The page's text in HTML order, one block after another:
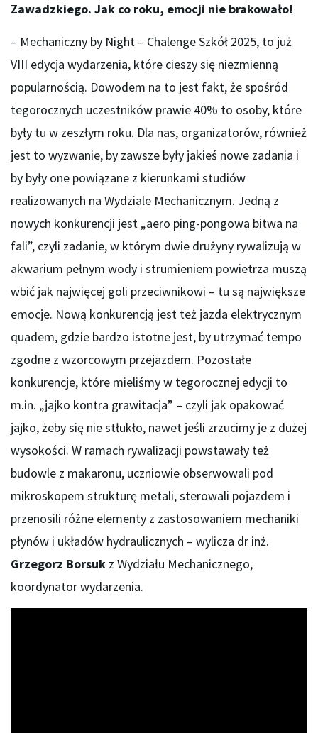
Zawadzkiego. Jak co roku, emocji nie brakowało!
– Mechaniczny by Night – Chalenge Szkół 2025, to już
VIII edycja wydarzenia, które cieszy się niezmienną
popularnością. Dowodem na to jest fakt, że spośród
tegorocznych uczestników prawie 40% to osoby, które
były tu w zeszłym roku. Dla nas, organizatorów, również
jest to wyzwanie, by zawsze były jakieś nowe zadania i
by były one powiązane z kierunkami studiów
realizowanych na Wydziale Mechanicznym. Jedną z
nowych konkurencji jest „aero ping-pongowa bitwa na
fali”, czyli zadanie, w którym dwie drużyny rywalizują w
akwarium pełnym wody i strumieniem powietrza muszą
wbić jak najwięcej goli przeciwnikowi – tu są największe
emocje. Nową konkurencją jest też jazda elektrycznym
quadem, gdzie bardzo istotne jest, by utrzymać tempo
zgodne z wzorcowym przejazdem. Pozostałe
konkurencje, które mieliśmy w tegorocznej edycji to
m.in. „jajko kontra grawitacja” – czyli jak opakować
jajko, żeby się nie stłukło, nawet jeśli zrzucimy je z dużej
wysokości. W ramach rywalizacji powstawały też
budowle z makaronu, uczniowie obserwowali pod
mikroskopem strukturę metali, sterowali pojazdem i
przenosili różne elementy z zastosowaniem mechaniki
płynów i układów hydraulicznych – wylicza dr inż.
Grzegorz Borsuk z Wydziału Mechanicznego,
koordynator wydarzenia.